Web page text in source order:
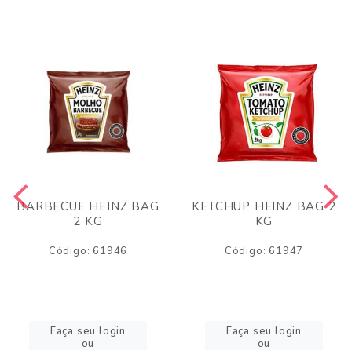
BARBECUE HEINZ BAG
2 KG
Código: 61946
Faça seu login
ou
KETCHUP HEINZ BAG 2
KG
Código: 61947
Faça seu login
ou